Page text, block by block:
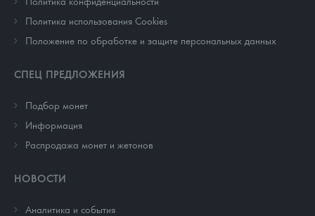
Политика использования Cookies
Положение по обработке и защите персональных данных
СПЕЦ ПРЕДЛОЖЕНИЯ
Подбор монет
Информация
Распродажа монет и жетонов
НОВОСТИ
Аналитика и события